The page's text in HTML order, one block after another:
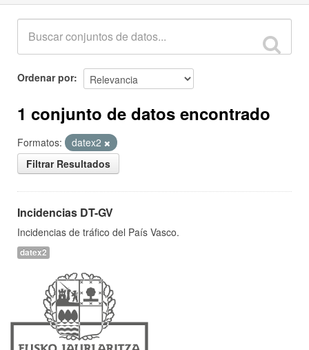
Ordenar por
1 conjunto de datos encontrado
Formatos:
datex2
Filtrar Resultados
Incidencias DT-GV
Incidencias de tráfico del País Vasco.
datex2